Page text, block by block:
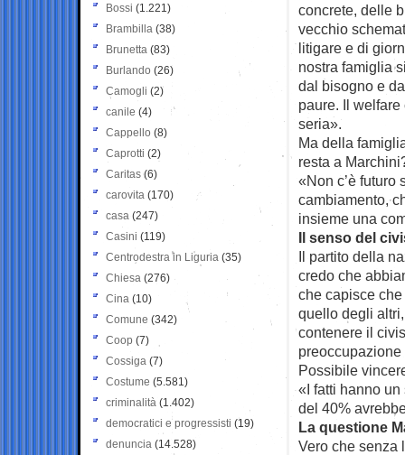
concrete, delle
vecchio
litigare e di
nostra famiglia
dal bisogno e
paure. Il
seria».
Ma della
resta a
«Non c’è futuro
cambiamento,
insieme una
Il senso del
Il partito della
credo che
che capisce
quello degli
contenere il
Possibile
«I fatti hanno
del 40%
La questione
Vero che senza
Bossi (1.221)
Brambilla (38)
Brunetta (83)
Burlando (26)
Camogli (2)
canile (4)
Cappello (8)
Caprotti (2)
Caritas (6)
carovita (170)
casa (247)
Casini (119)
Centrodestra in Liguria (35)
Chiesa (276)
Cina (10)
Comune (342)
Coop (7)
Cossiga (7)
Costume (5.581)
criminalità (1.402)
democratici e progressisti (19)
denuncia (14.528)